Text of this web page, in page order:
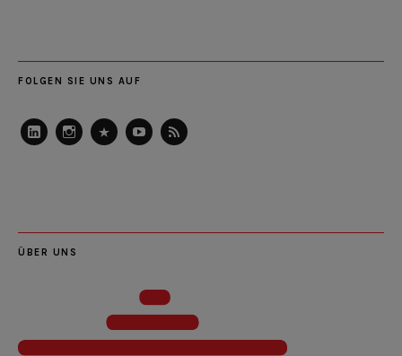
FOLGEN SIE UNS AUF
ÜBER UNS